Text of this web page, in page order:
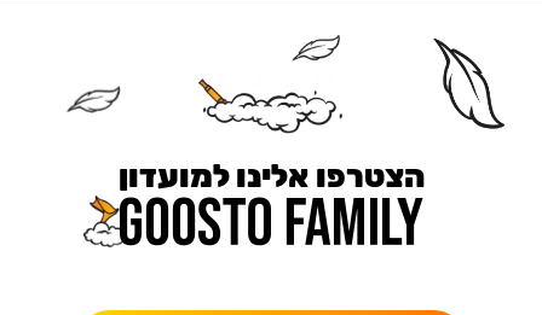
הצטרפו אלינו למועדון